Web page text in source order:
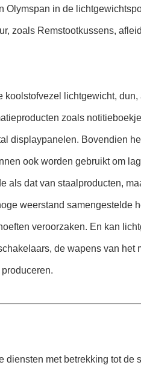
Olymspan in de
zoals Remstootkussens,
lichtgewicht,
zoals
displaypanelen. Bovendien
ook worden gebruikt om
als dat van staalproducten,
weerstand samengestelde
veroorzaken. En kan
de wapens van
diensten met betrekking tot de